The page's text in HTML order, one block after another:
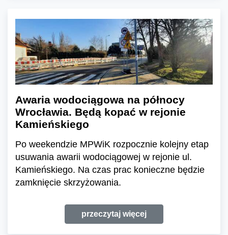
Awaria wodociągowa na północy
Wrocławia. Będą kopać w rejonie
Kamieńskiego
Po weekendzie MPWiK rozpocznie kolejny etap
usuwania awarii wodociągowej w rejonie ul.
Kamieńskiego. Na czas prac konieczne będzie
zamknięcie skrzyżowania.
przeczytaj więcej